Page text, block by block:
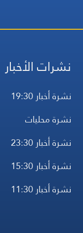
نشرات الأخبار
نشرة أخبار 19:30
نشرة محليات
نشرة أخبار 23:30
نشرة أخبار 15:30
نشرة أخبار 11:30